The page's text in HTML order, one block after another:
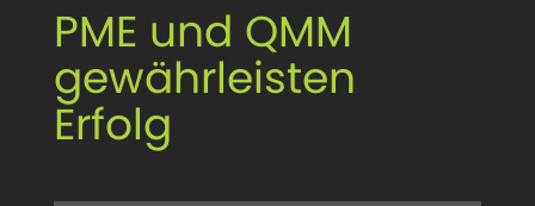
PME und QMM
gewährleisten
Erfolg